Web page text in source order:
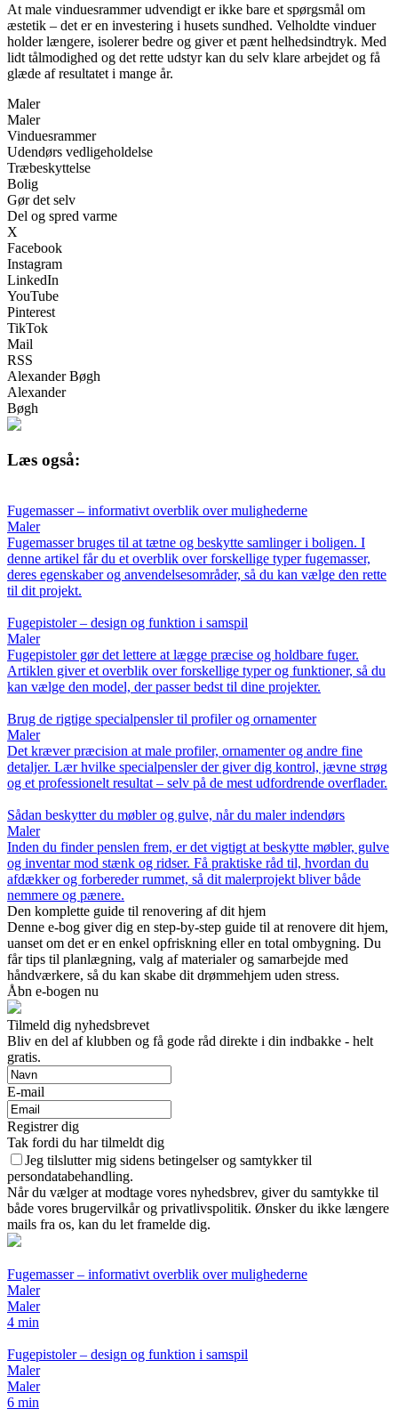
At male vinduesrammer udvendigt er ikke bare et spørgsmål om
æstetik – det er en investering i husets sundhed. Velholdte vinduer
holder længere, isolerer bedre og giver et pænt helhedsindtryk. Med
lidt tålmodighed og det rette udstyr kan du selv klare arbejdet og få
glæde af resultatet i mange år.
Maler
Maler
Vinduesrammer
Udendørs vedligeholdelse
Træbeskyttelse
Bolig
Gør det selv
Del og spred varme
X
Facebook
Instagram
LinkedIn
YouTube
Pinterest
TikTok
Mail
RSS
Alexander Bøgh
Alexander
Bøgh
Læs også:
Fugemasser – informativt overblik over mulighederne
Maler
Fugemasser bruges til at tætne og beskytte samlinger i boligen. I
denne artikel får du et overblik over forskellige typer fugemasser,
deres egenskaber og anvendelsesområder, så du kan vælge den rette
til dit projekt.
Fugepistoler – design og funktion i samspil
Maler
Fugepistoler gør det lettere at lægge præcise og holdbare fuger.
Artiklen giver et overblik over forskellige typer og funktioner, så du
kan vælge den model, der passer bedst til dine projekter.
Brug de rigtige specialpensler til profiler og ornamenter
Maler
Det kræver præcision at male profiler, ornamenter og andre fine
detaljer. Lær hvilke specialpensler der giver dig kontrol, jævne strøg
og et professionelt resultat – selv på de mest udfordrende overflader.
Sådan beskytter du møbler og gulve, når du maler indendørs
Maler
Inden du finder penslen frem, er det vigtigt at beskytte møbler, gulve
og inventar mod stænk og ridser. Få praktiske råd til, hvordan du
afdækker og forbereder rummet, så dit malerprojekt bliver både
nemmere og pænere.
Den komplette guide til renovering af dit hjem
Denne e-bog giver dig en step-by-step guide til at renovere dit hjem,
uanset om det er en enkel opfriskning eller en total ombygning. Du
får tips til planlægning, valg af materialer og samarbejde med
håndværkere, så du kan skabe dit drømmehjem uden stress.
Åbn e-bogen nu
Tilmeld dig nyhedsbrevet
Bliv en del af klubben og få gode råd direkte i din indbakke - helt
gratis.
E-mail
Registrer dig
Tak fordi du har tilmeldt dig
Jeg tilslutter mig sidens betingelser og samtykker til
persondatabehandling.
Når du vælger at modtage vores nyhedsbrev, giver du samtykke til
både vores brugervilkår og privatlivspolitik. Ønsker du ikke længere
mails fra os, kan du let framelde dig.
Fugemasser – informativt overblik over mulighederne
Maler
Maler
4 min
Fugepistoler – design og funktion i samspil
Maler
Maler
6 min